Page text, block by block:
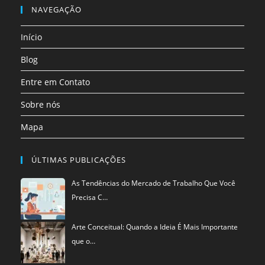
aba
aba
em
nova
aba
NAVEGAÇÃO
Início
Blog
Entre em Contato
Sobre nós
Mapa
ÚLTIMAS PUBLICAÇÕES
As Tendências do Mercado de Trabalho Que Você
Precisa C…
Arte Conceitual: Quando a Ideia É Mais Importante
que o…